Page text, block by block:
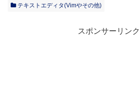
テキストエディタ(Vimやその他)
スポンサーリンク